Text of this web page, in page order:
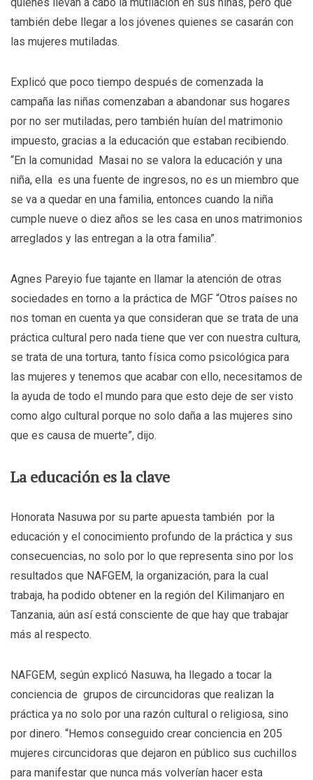
también debe llegar a los jóvenes quienes se casarán con
las mujeres mutiladas.
Explicó que poco tiempo después de comenzada la
campaña las niñas comenzaban a abandonar sus hogares
por no ser mutiladas, pero también huían del matrimonio
impuesto, gracias a la educación que estaban recibiendo.
“En la comunidad Masai no se valora la educación y una
niña, ella es una fuente de ingresos, no es un miembro que
se va a quedar en una familia, entonces cuando la niña
cumple nueve o diez años se les casa en unos matrimonios
arreglados y las entregan a la otra familia”.
Agnes Pareyio fue tajante en llamar la atención de otras
sociedades en torno a la práctica de MGF “Otros países no
nos toman en cuenta ya que consideran que se trata de una
práctica cultural pero nada tiene que ver con nuestra cultura,
se trata de una tortura, tanto física como psicológica para
las mujeres y tenemos que acabar con ello, necesitamos de
la ayuda de todo el mundo para que esto deje de ser visto
como algo cultural porque no solo daña a las mujeres sino
que es causa de muerte”, dijo.
La educación es la clave
Honorata Nasuwa por su parte apuesta también por la
educación y el conocimiento profundo de la práctica y sus
consecuencias, no solo por lo que representa sino por los
resultados que NAFGEM, la organización, para la cual
trabaja, ha podido obtener en la región del Kilimanjaro en
Tanzania, aún así está consciente de que hay que trabajar
más al respecto.
NAFGEM, según explicó Nasuwa, ha llegado a tocar la
conciencia de grupos de circuncidoras que realizan la
práctica ya no solo por una razón cultural o religiosa, sino
por dinero. “Hemos conseguido crear conciencia en 205
mujeres circuncidoras que dejaron en público sus cuchillos
para manifestar que nunca más volverían hacer esta